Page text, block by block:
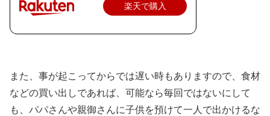
楽天で購入
また、事が起こってからでは遅い時もありますので、食材
などの買い出しであれば、可能なら毎回ではないにして
も、パパさんや親御さんに子供を預けて一人で出かけるな